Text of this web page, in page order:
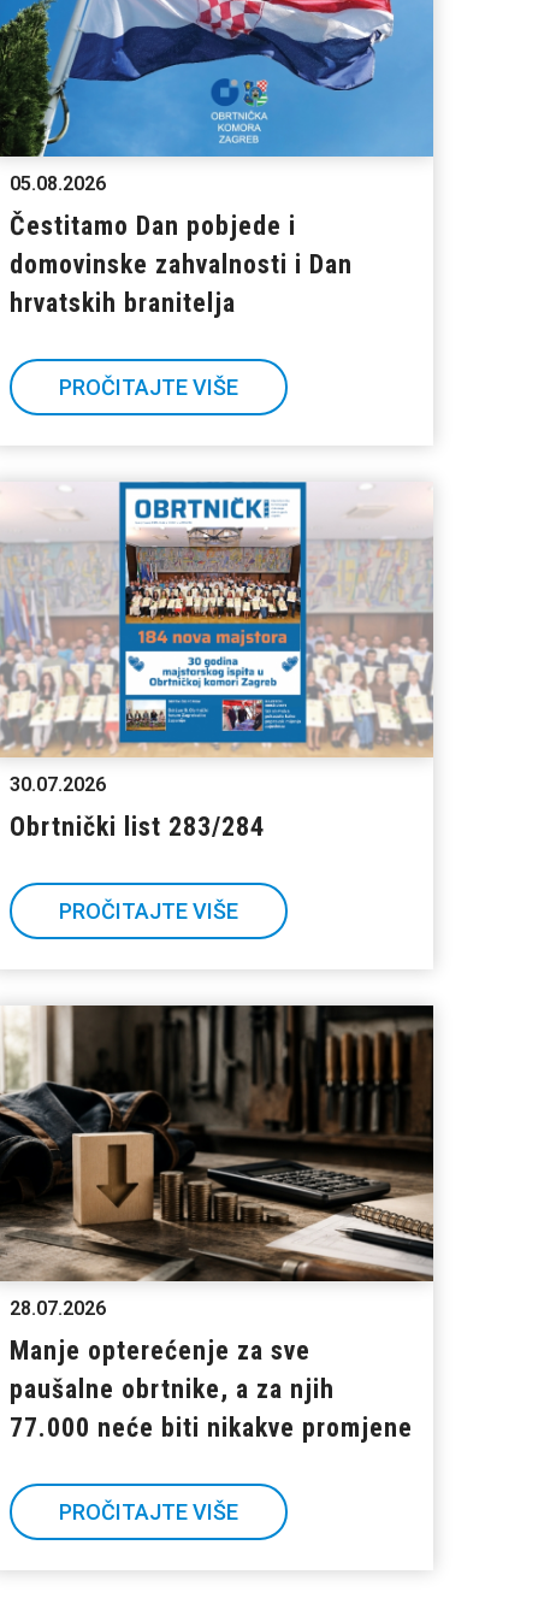
05.08.2026
Čestitamo Dan pobjede i
domovinske zahvalnosti i Dan
hrvatskih branitelja
PROČITAJTE VIŠE
30.07.2026
Obrtnički list 283/284
PROČITAJTE VIŠE
28.07.2026
Manje opterećenje za sve
paušalne obrtnike, a za njih
77.000 neće biti nikakve promjene
PROČITAJTE VIŠE